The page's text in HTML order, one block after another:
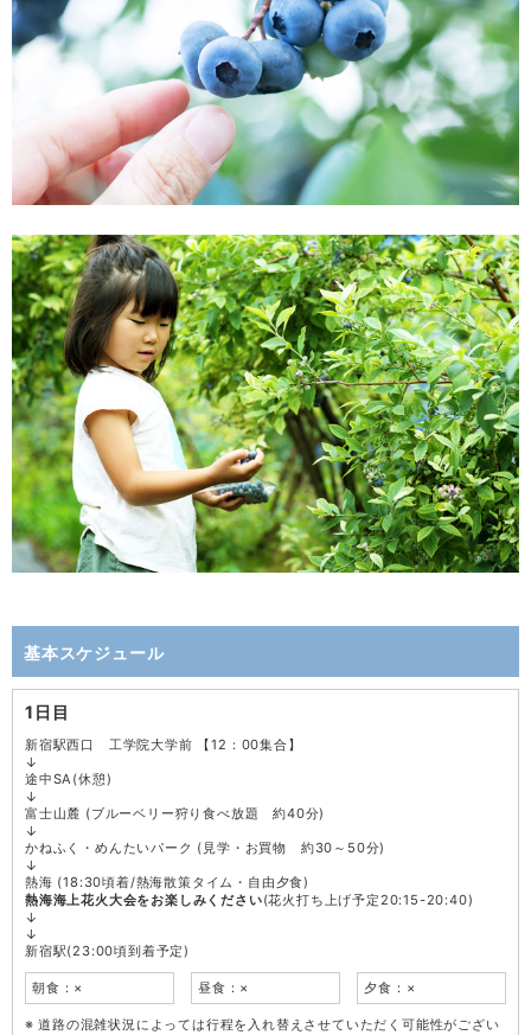
基本スケジュール
1日目
新宿駅西口 工学院大学前 【12：00集合】
↓
途中SA(休憩)
↓
富士山麓 (ブルーベリー狩り食べ放題 約40分)
↓
かねふく・めんたいパーク (見学・お買物 約30～50分)
↓
熱海 (18:30頃着/熱海散策タイム・自由夕食)
熱海海上花火大会をお楽しみください(花火打ち上げ予定20:15-20:40)
↓
↓
新宿駅(23:00頃到着予定)
朝食：× 昼食：× 夕食：×
道路の混雑状況によっては行程を入れ替えさせていただく可能性がござい